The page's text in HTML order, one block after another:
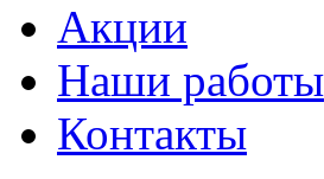
Акции
Наши работы
Контакты